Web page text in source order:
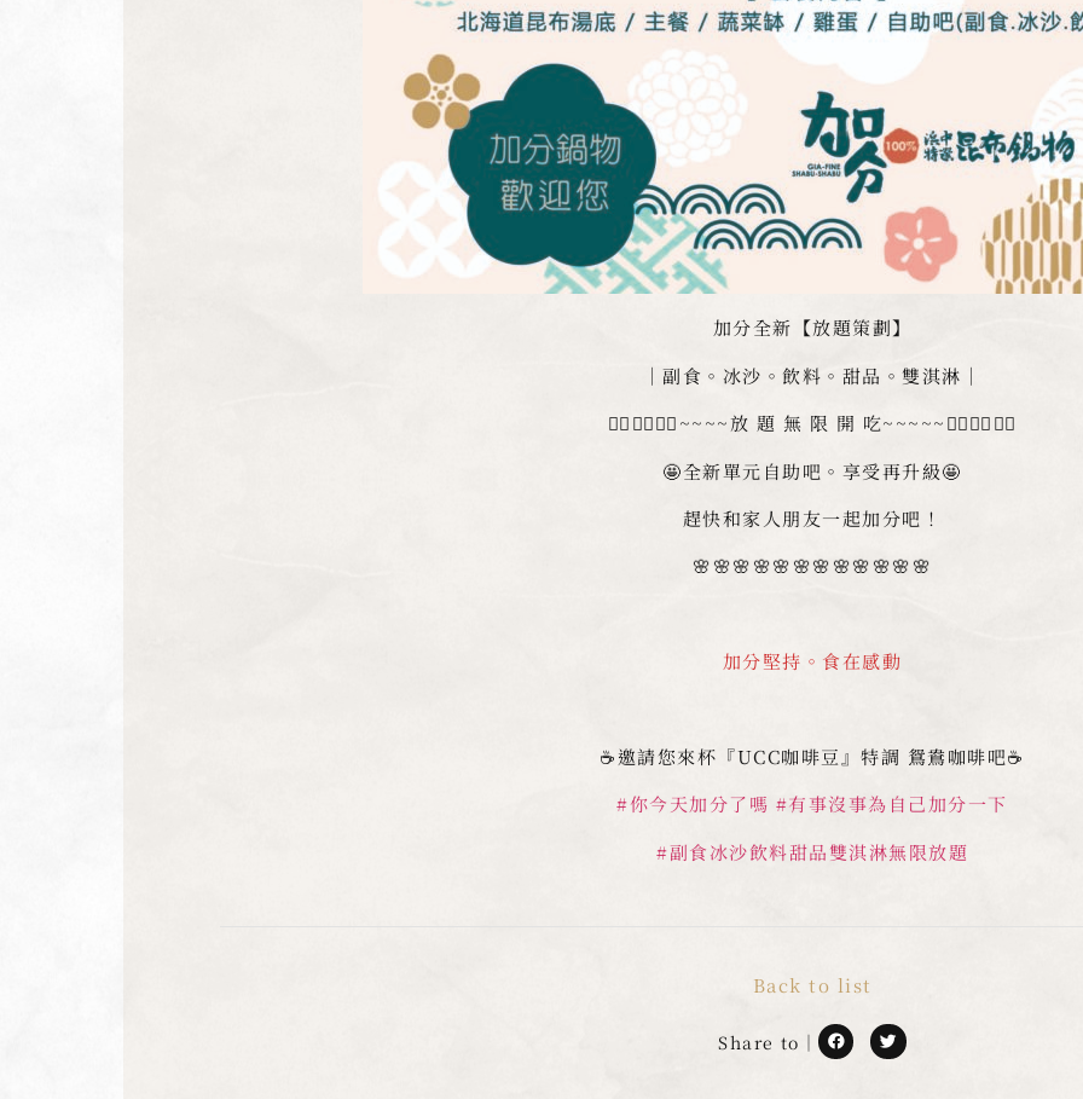
加分全新【放題策劃】
｜副食。冰沙。飲料。甜品。雙淇淋｜
✌🏻✌🏻✌🏻~~~~放 題 無 限 開 吃~~~~~✌🏻✌🏻✌🏻
🤩全新單元自助吧。享受再升級🤩
趕快和家人朋友一起加分吧！
🌸🌸🌸🌸🌸🌸🌸🌸🌸🌸🌸🌸
加分堅持。食在感動
☕️邀請您來杯『UCC咖啡豆』特調 鴛鴦咖啡吧☕️
#你今天加分了嗎 #有事沒事為自己加分一下
#副食冰沙飲料甜品雙淇淋無限放題
Back to list
Share to｜